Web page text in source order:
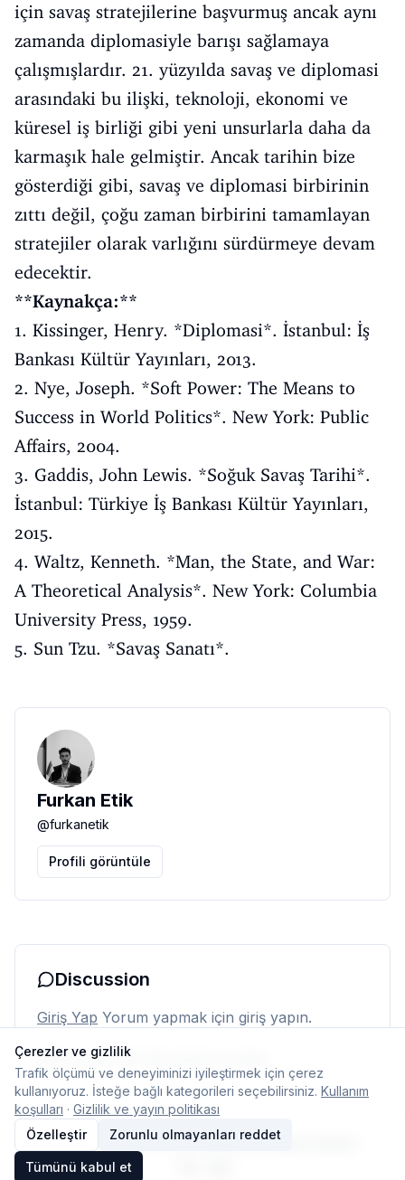
için savaş stratejilerine başvurmuş ancak aynı
zamanda diplomasiyle barışı sağlamaya
çalışmışlardır. 21. yüzyılda savaş ve diplomasi
arasındaki bu ilişki, teknoloji, ekonomi ve
küresel iş birliği gibi yeni unsurlarla daha da
karmaşık hale gelmiştir. Ancak tarihin bize
gösterdiği gibi, savaş ve diplomasi birbirinin
zıttı değil, çoğu zaman birbirini tamamlayan
stratejiler olarak varlığını sürdürmeye devam
edecektir.
**Kaynakça:**
1. Kissinger, Henry. *Diplomasi*. İstanbul: İş
Bankası Kültür Yayınları, 2013.
2. Nye, Joseph. *Soft Power: The Means to
Success in World Politics*. New York: Public
Affairs, 2004.
3. Gaddis, John Lewis. *Soğuk Savaş Tarihi*.
İstanbul: Türkiye İş Bankası Kültür Yayınları,
2015.
4. Waltz, Kenneth. *Man, the State, and War:
A Theoretical Analysis*. New York: Columbia
University Press, 1959.
5. Sun Tzu. *Savaş Sanatı*.
Furkan Etik
@furkanetik
Profili görüntüle
Discussion
Giriş Yap Yorum yapmak için giriş yapın.
Henüz yorum yok. İlk yorumu siz yapın.
© 2026 TypelishAna SayfaEkipİletişimÇerez ayarları
Çerezler ve gizlilik
Trafik ölçümü ve deneyiminizi iyileştirmek için çerez
kullanıyoruz. İsteğe bağlı kategorileri seçebilirsiniz. Kullanım
koşulları · Gizlilik ve yayın politikası
Özelleştir
Zorunlu olmayanları reddet
Tümünü kabul et